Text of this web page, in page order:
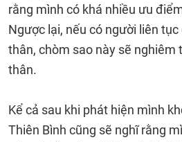
rằng mình có khá nhiều ưu
Ngược lại, nếu có người liên
thân, chòm sao này sẽ nghiêm
thân.
Kể cả sau khi phát hiện mình
Thiên Bình cũng sẽ nghĩ rằng